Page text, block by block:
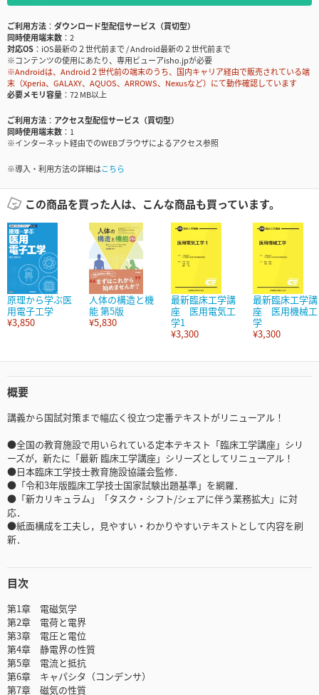
ご利用方法
ダウンロード型配信サービス（買切型）
同時使用端末数
2
対応OS
iOS最新の２世代前まで / Android最新の２世代前まで
※コンテンツの使用にあたり、専用ビューアisho.jpが必要
※Androidは、Android２世代前の端末のうち、国内キャリア経由で販売されている端
末（Xperia、GALAXY、AQUOS、ARROWS、Nexusなど）にて動作確認しています
必要メモリ容量
72 MB以上
ご利用方法
アクセス型配信サービス（買切型）
同時使用端末数
1
※インターネット経由でのWEBブラウザによるアクセス参照
※導入・利用方法の詳細はこちら
この商品を買った人は、こんな商品も買っています。
原理から学ぶ医
用電子工学
¥3,850
人体の構造と機
能 第5版
¥5,830
最新臨床工学講
座 医用電気工
学1
¥3,300
最新臨床工学講
座 医用機械工
学
¥3,300
概要
講義から国試対策まで幅広く役立つ定番テキストがリニューアル！
●全国の教育施設で用いられている定本テキスト「臨床工学講座」シリ
ーズが，新たに「最新 臨床工学講座」シリーズとしてリニューアル！
●日本臨床工学技士教育施設協議会監修．
●「令和3年版臨床工学技士国家試験出題基準」を網羅．
●「新カリキュラム」「タスク・シフト/シェアに伴う業務拡大」に対
応．
●紙面構成を工夫し，見やすい・わかりやすいテキストとして内容を刷
新．
目次
第1章 電磁気学
第2章 電荷と電界
第3章 電圧と電位
第4章 静電界の性質
第5章 電流と抵抗
第6章 キャパシタ（コンデンサ）
第7章 磁気の性質